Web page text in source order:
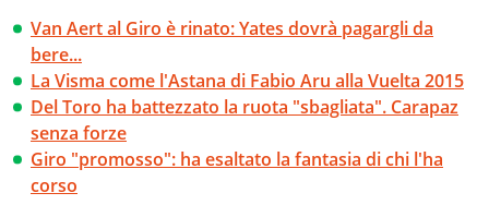
Van Aert al Giro è rinato: Yates dovrà pagargli da
bere...
La Visma come l'Astana di Fabio Aru alla Vuelta 2015
Del Toro ha battezzato la ruota "sbagliata". Carapaz
senza forze
Giro "promosso": ha esaltato la fantasia di chi l'ha
corso